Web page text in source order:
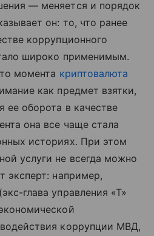
— меняется и порядок
он: то, что ранее
коррупционного
широко применимым.
момента криптовалюта
как предмет взятки,
ее оборота в качестве
она все чаще стала
историях. При этом
услуги не всегда можно
эксперт: например,
глава управления «Т»
коррупции МВД,